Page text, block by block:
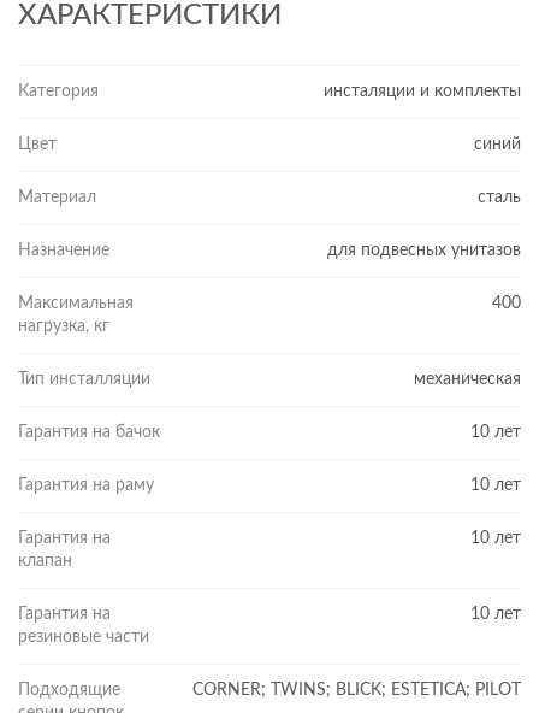
ХАРАКТЕРИСТИКИ
Категория инсталяции и комплекты
Цвет синий
Материал сталь
Назначение для подвесных унитазов
Максимальная
нагрузка, кг
400
Тип инсталляции механическая
Гарантия на бачок 10 лет
Гарантия на раму 10 лет
Гарантия на
клапан
10 лет
Гарантия на
резиновые части
10 лет
Подходящие
CORNER; TWINS; BLICK; ESTETICA; PILOT